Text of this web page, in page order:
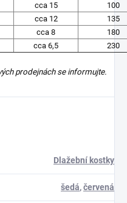
cca 15
100
cca 12
135
cca 8
180
cca 6,5 230
prodejnách se informujte.
Dlažební kostky
šedá,červená